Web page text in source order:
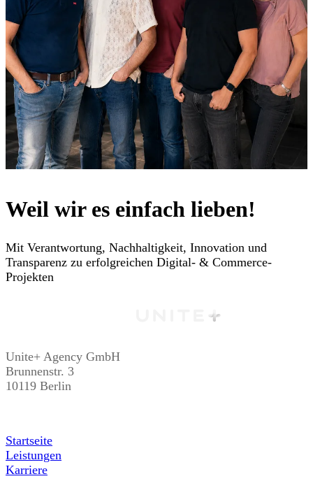
Weil wir es einfach lieben!
Mit Verantwortung, Nachhaltigkeit, Innovation und
Transparenz zu erfolgreichen Digital- & Commerce-
Projekten
Unite+ Agency GmbH
Brunnenstr. 3
10119 Berlin
Startseite
Leistungen
Karriere